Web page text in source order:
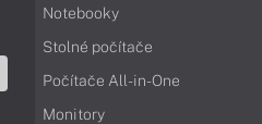
Notebooky
Stolné počítače
Počítače All-in-One
Monitory